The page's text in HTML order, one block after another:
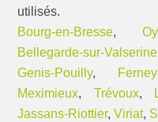
utilisés.
Bourg-en-Bresse,
Bellegarde-sur-Valserine
Genis-Pouilly,
Meximieux, Trévoux,
Jassans-Riottier,Viriat,